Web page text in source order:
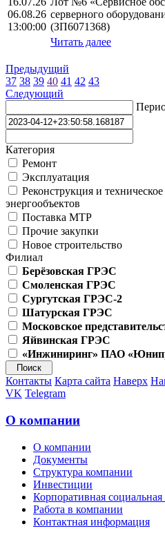
06.08.26
13:00:00
серверного
(ЗП6071368)
Читать далее
Предыдущий
37 38 39 40 41 42 43
Следующий
Категория
Ремонт
Эксплуатация
Реконструкция и
энергообъектов
Поставка МТР
Прочие закупки
Новое строительство
Филиал
Берёзовская ГРЭС
Смоленская ГРЭС
Сургутская ГРЭС-2
Шатурская ГРЭС
Московское
Яйвинская ГРЭС
«Инжиниринг» ПАО
Контакты Карта сайта Наверх
VK Telegram
О компании
О компании
Документы
Структура компании
Инвестиции
Корпоративная социальная
Работа в компании
Контактная информация